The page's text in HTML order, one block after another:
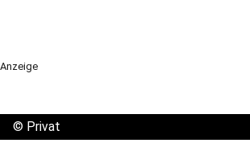
Anzeige
© Privat